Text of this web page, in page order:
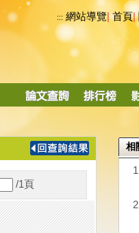
::: 網站導覽|首頁|
導
/1 頁
相